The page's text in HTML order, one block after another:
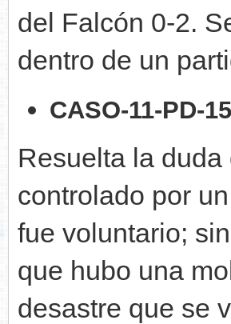
del Falcón 0-2.
dentro de un
CASO-11-PD-
Resuelta la
controlado por
fue voluntario;
que hubo una
desastre que se